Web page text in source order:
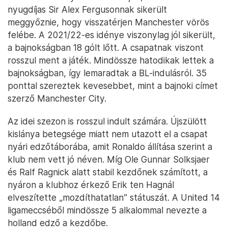
nyugdíjas Sir Alex Fergusonnak sikerült
meggyőznie, hogy visszatérjen Manchester vörös
felébe. A 2021/22-es idénye viszonylag jól sikerült,
a bajnokságban 18 gólt lőtt. A csapatnak viszont
rosszul ment a játék. Mindössze hatodikak lettek a
bajnokságban, így lemaradtak a BL-indulásról. 35
ponttal szereztek kevesebbet, mint a bajnoki címet
szerző Manchester City.
Az idei szezon is rosszul indult számára. Újszülött
kislánya betegsége miatt nem utazott el a csapat
nyári edzőtáborába, amit Ronaldo állítása szerint a
klub nem vett jó néven. Míg Ole Gunnar Solksjaer
és Ralf Ragnick alatt stabil kezdőnek számított, a
nyáron a klubhoz érkező Erik ten Hagnál
elveszítette „mozdíthatatlan” státuszát. A United 14
ligameccséből mindössze 5 alkalommal nevezte a
holland edző a kezdőbe.